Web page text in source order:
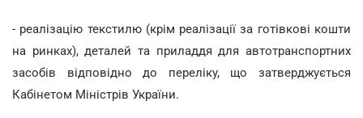
- реалізацію текстилю (крім реалізації за готівкові кошти
на ринках), деталей та приладдя для автотранспортних
засобів відповідно до переліку, що затверджується
Кабінетом Міністрів України.